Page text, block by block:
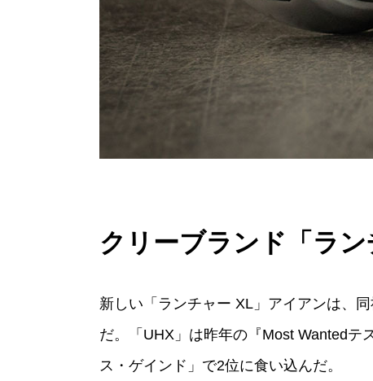
クリーブランド「ラ
新しい「ランチャー XL」アイアンは、
だ。「UHX」は昨年の『Most Wantedテ
ス・ゲインド」で2位に食い込んだ。